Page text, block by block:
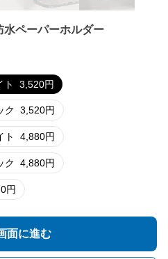
水ペーパーホルダー
ト 3,520円
ク 3,520円
ト 4,880円
ク 4,880円
円
面に進む